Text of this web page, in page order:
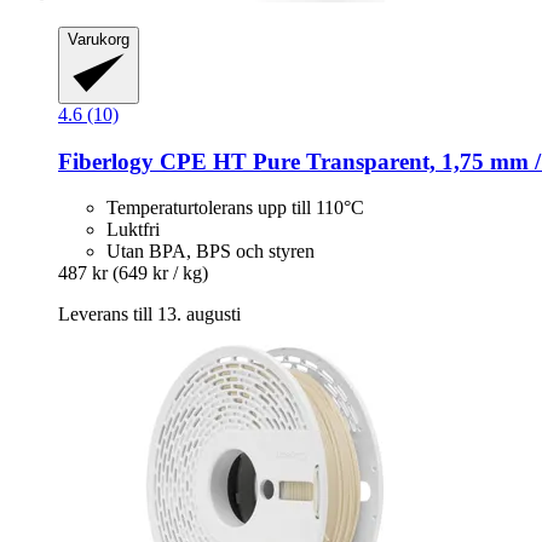
Varukorg
4.6 (10)
Fiberlogy CPE HT Pure Transparent, 1,75 mm
Temperaturtolerans upp till 110°C
Luktfri
Utan BPA, BPS och styren
487 kr (649 kr / kg)
Leverans till 13. augusti